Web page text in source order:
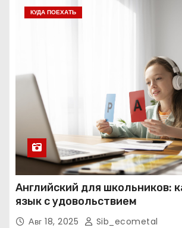
КУДА ПОЕХАТЬ
Английский для школьников:
язык с удовольствием
Авг 18, 2025 Sib_ecometal